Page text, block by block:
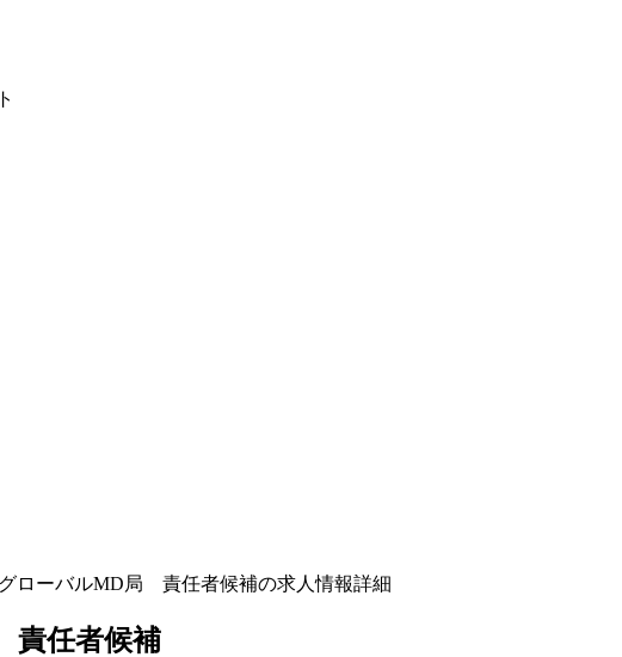
ローバルMD局 責任者候補の求人情報詳細
責任者候補